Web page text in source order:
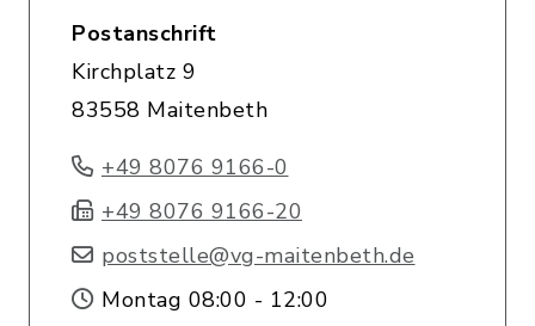
Postanschrift
Kirchplatz 9
83558 Maitenbeth
+49 8076 9166-0
+49 8076 9166-20
poststelle@vg-maitenbeth.de
Montag 08:00 - 12:00